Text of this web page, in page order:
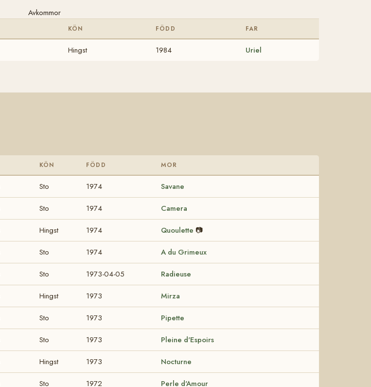
Avkommor
KÖN FÖDD FAR
Hingst 1984 Uriel
KÖN FÖDD MOR
Sto 1974 Savane
Sto 1974 Camera
Hingst 1974 Quoulette 📷
Sto 1974 A du Grimeux
Sto 1973-04-05 Radieuse
Hingst 1973 Mirza
Sto 1973 Pipette
Sto 1973 Pleine d'Espoirs
Hingst 1973 Nocturne
Sto 1972 Perle d'Amour